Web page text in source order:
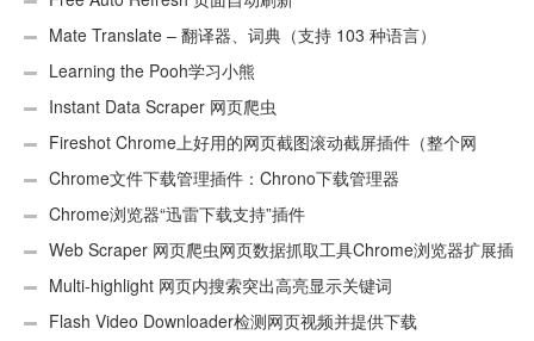
Mate Translate – 翻译器、词典（支持 103 种语言）
Learning the Pooh学习小熊
Instant Data Scraper 网页爬虫
Fireshot Chrome上好用的网页截图滚动截屏插件（整个网
页）Chrome文件下载管理插件：Chrono下载管理器
Chrome浏览器“迅雷下载支持”插件
Web Scraper 网页爬虫网页数据抓取工具Chrome浏览器扩展插
件 Multi-highlight 网页内搜索突出高亮显示关键词
Flash Video Downloader检测网页视频并提供下载